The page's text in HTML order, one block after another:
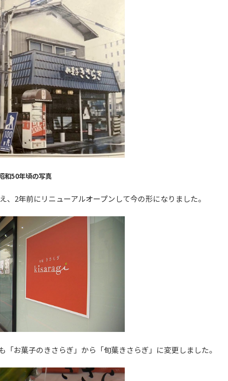
和50年頃の写真
2年前にリニューアルオープンして今の形になりました。
お菓子のきさらぎ」から「旬菓きさらぎ」に変更しました。